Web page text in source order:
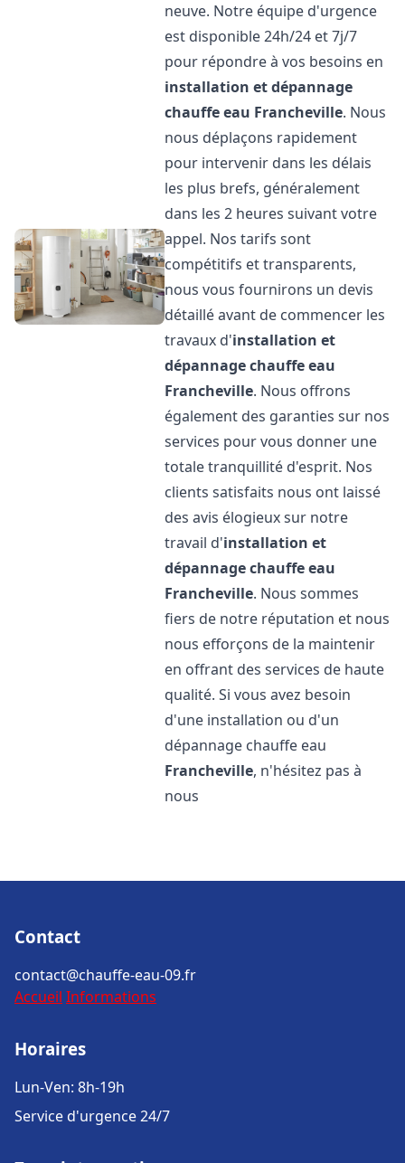
neuve. Notre équipe d'urgence
est disponible 24h/24 et 7j/7
pour répondre à vos besoins en
installation et dépannage
chauffe eau Francheville. Nous
nous déplaçons rapidement
pour intervenir dans les délais
les plus brefs, généralement
dans les 2 heures suivant votre
appel. Nos tarifs sont
compétitifs et transparents,
nous vous fournirons un devis
détaillé avant de commencer les
travaux d'installation et
dépannage chauffe eau
Francheville. Nous offrons
également des garanties sur nos
services pour vous donner une
totale tranquillité d'esprit. Nos
clients satisfaits nous ont laissé
des avis élogieux sur notre
travail d'installation et
dépannage chauffe eau
Francheville. Nous sommes
fiers de notre réputation et nous
nous efforçons de la maintenir
en offrant des services de haute
qualité. Si vous avez besoin
d'une installation ou d'un
dépannage chauffe eau
Francheville, n'hésitez pas à
nous
Contact
contact@chauffe-eau-09.fr
Accueil Informations
Horaires
Lun-Ven: 8h-19h
Service d'urgence 24/7